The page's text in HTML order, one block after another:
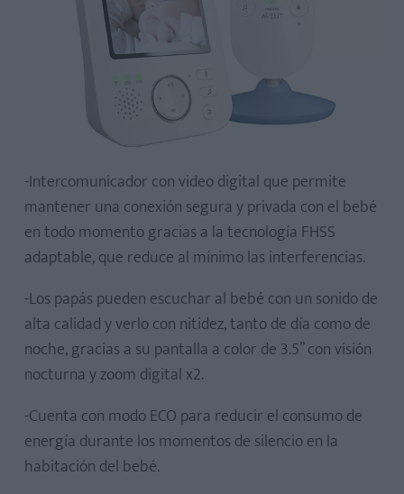
-Intercomunicador con video digital que permite
mantener una conexión segura y privada con el bebé
en todo momento gracias a la tecnología FHSS
adaptable, que reduce al mínimo las interferencias.
-Los papás pueden escuchar al bebé con un sonido de
alta calidad y verlo con nitidez, tanto de día como de
noche, gracias a su pantalla a color de 3.5” con visión
nocturna y zoom digital x2.
-Cuenta con modo ECO para reducir el consumo de
energía durante los momentos de silencio en la
habitación del bebé.